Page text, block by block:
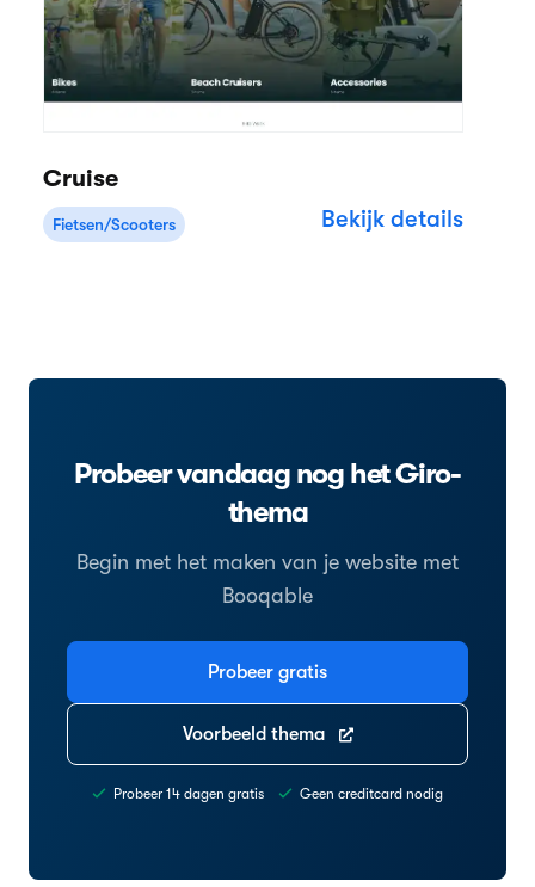
Cruise
Fietsen/Scooters Bekijk details
Probeer vandaag nog het Giro-
thema
Begin met het maken van je website met
Booqable
Probeer gratis
Voorbeeld thema
Probeer 14 dagen gratis Geen creditcard nodig